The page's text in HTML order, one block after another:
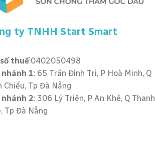
ty TNHH Start Smart
thuế:0402050498
nhánh 1: 65 Trần Đình Tri, P Hoà Minh, Q
Chiểu, Tp Đà Nẵng
nhánh 2: 306 Lý Triện, P An Khê, Q Thanh
Tp Đà Nẵng